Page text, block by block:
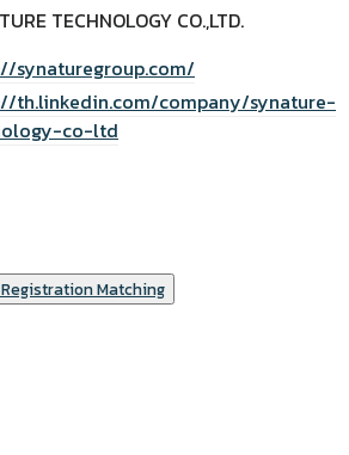
TECHNOLOGY CO.,LTD.
synaturegroup.com/
th.linkedin.com/company/synature-
co-ltd
Matching